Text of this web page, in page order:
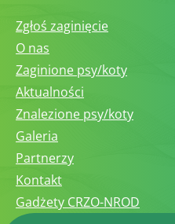
Zgłoś zaginięcie
O nas
Zaginione psy/koty
Aktualności
Znalezione psy/koty
Galeria
Partnerzy
Kontakt
Gadżety CRZO-NROD